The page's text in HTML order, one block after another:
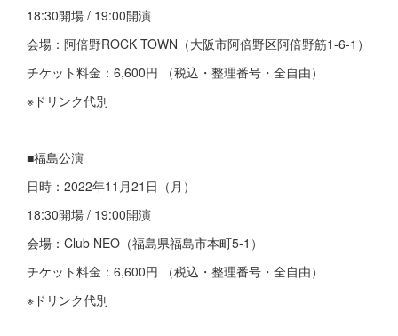
18:30開場 / 19:00開演
会場：阿倍野ROCK TOWN（大阪市阿倍野区阿倍野筋1-6-1）
チケット料金：6,600円 （税込・整理番号・全自由）
※ドリンク代別
■福島公演
日時：2022年11月21日（月）
18:30開場 / 19:00開演
会場：Club NEO（福島県福島市本町5-1）
チケット料金：6,600円 （税込・整理番号・全自由）
※ドリンク代別